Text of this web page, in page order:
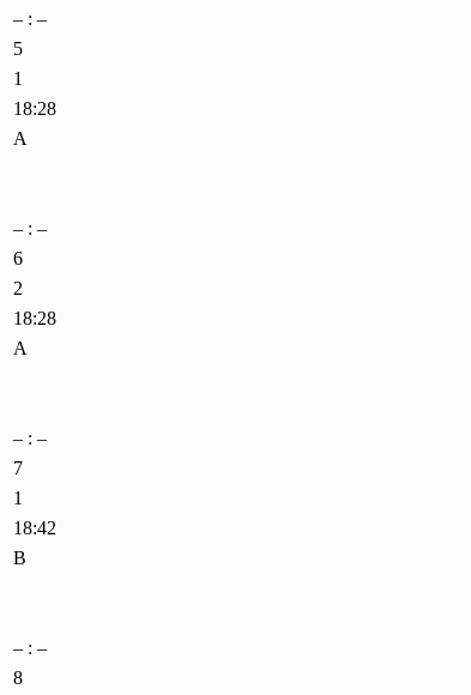
– : –
5
1
18:28
A
– : –
6
2
18:28
A
– : –
7
1
18:42
B
– : –
8